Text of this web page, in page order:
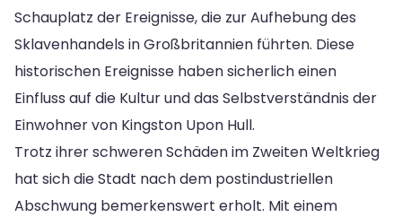
Schauplatz der Ereignisse, die zur Aufhebung des
Sklavenhandels in Großbritannien führten. Diese
historischen Ereignisse haben sicherlich einen
Einfluss auf die Kultur und das Selbstverständnis der
Einwohner von Kingston Upon Hull.
Trotz ihrer schweren Schäden im Zweiten Weltkrieg
hat sich die Stadt nach dem postindustriellen
Abschwung bemerkenswert erholt. Mit einem